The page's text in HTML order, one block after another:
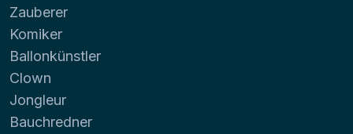
Zauberer
Komiker
Ballonkünstler
Clown
Jongleur
Bauchredner